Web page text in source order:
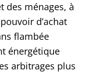
des ménages, à
d’achat
flambée
énergétique
arbitrages plus